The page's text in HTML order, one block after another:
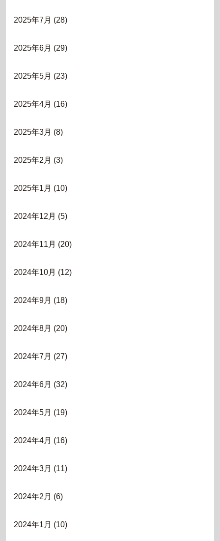
2025年7月 (28)
2025年6月 (29)
2025年5月 (23)
2025年4月 (16)
2025年3月 (8)
2025年2月 (3)
2025年1月 (10)
2024年12月 (5)
2024年11月 (20)
2024年10月 (12)
2024年9月 (18)
2024年8月 (20)
2024年7月 (27)
2024年6月 (32)
2024年5月 (19)
2024年4月 (16)
2024年3月 (11)
2024年2月 (6)
2024年1月 (10)